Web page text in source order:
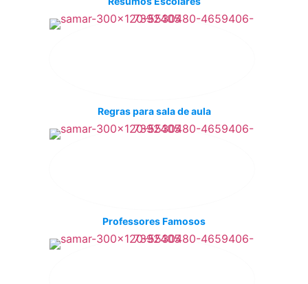
Regras para sala de aula
Professores Famosos